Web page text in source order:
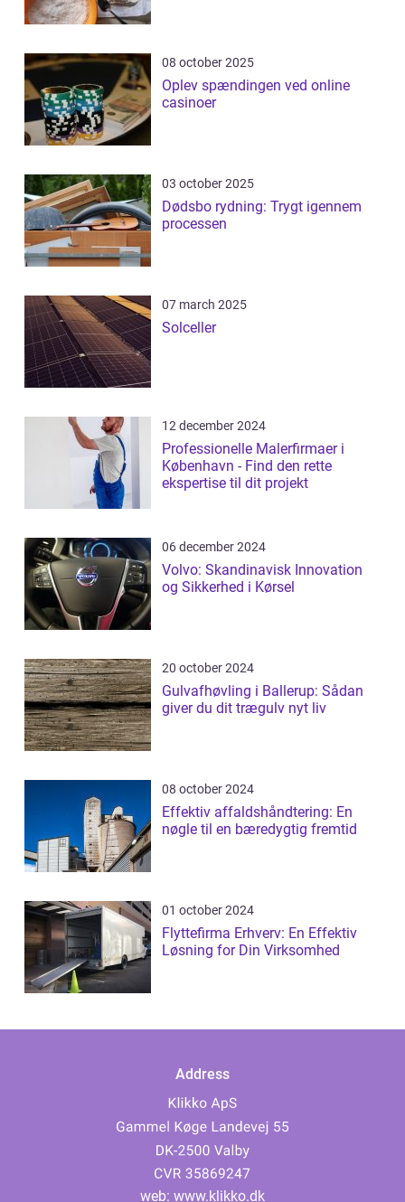
08 october 2025
Oplev spændingen ved online
casinoer
03 october 2025
Dødsbo rydning: Trygt igennem
processen
07 march 2025
Solceller
12 december 2024
Professionelle Malerfirmaer i
København - Find den rette
ekspertise til dit projekt
06 december 2024
Volvo: Skandinavisk Innovation
og Sikkerhed i Kørsel
20 october 2024
Gulvafhøvling i Ballerup: Sådan
giver du dit trægulv nyt liv
08 october 2024
Effektiv affaldshåndtering: En
nøgle til en bæredygtig fremtid
01 october 2024
Flyttefirma Erhverv: En Effektiv
Løsning for Din Virksomhed
Address
web: www.klikko.dk